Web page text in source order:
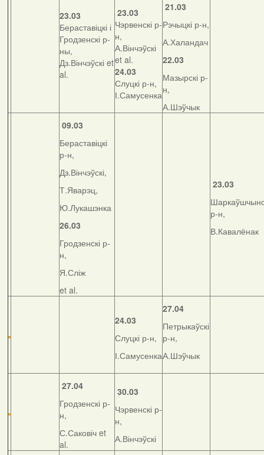
23.03
Бераставіцкі і
Гродзенскі р-
ны,
Дз.Вінчэўскі et
al.
23.03
Чэрвенскі р-
н,
А.Вінчэўскі
et al.
24.03
Слуцкі р-н,
І.Самусенка
21.03
Рэчыцкі р-н,
А.Халандач
22.03
Мазырскі р-
н,
А.Шэўчык
09.03
Бераставіцкі
р-н,
Дз.Вінчэўскі,
Т.Яварэц,
Ю.Лукашэнка
26.03
Гродзенскі р-
н,
Я.Сліж
et al.
23.03
р-н,
В.Кавалёнак
24.03
Слуцкі р-н,
І.Самусенка
27.04
Петрыкаўскі
р-н,
А.Шэўчык
27.04
Гродзенскі р-
н,
С.Саковіч et
al.
30.03
Чэрвенскі р-
н,
А.Вінчэўскі